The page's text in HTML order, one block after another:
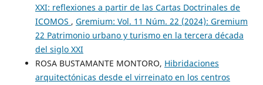
XXI: reflexiones a partir de las Cartas Doctrinales de
ICOMOS , Gremium: Vol. 11 Núm. 22 (2024): Gremium
22 Patrimonio urbano y turismo en la tercera década
del siglo XXI
ROSA BUSTAMANTE MONTORO, Hibridaciones
arquitectónicas desde el virreinato en los centros